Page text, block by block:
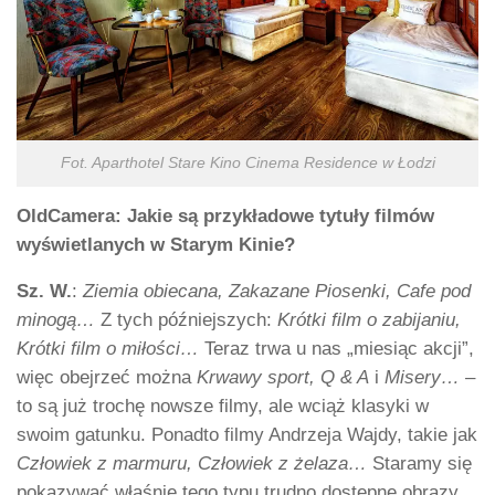
Fot. Aparthotel Stare Kino Cinema Residence w Łodzi
OldCamera: Jakie są przykładowe tytuły filmów
wyświetlanych w Starym Kinie?
Sz. W.:Ziemia obiecana, Zakazane Piosenki, Cafe pod
minogą… Z tych późniejszych: Krótki film o zabijaniu,
Krótki film o miłości… Teraz trwa u nas „miesiąc akcji”,
więc obejrzeć możnaKrwawy sport, Q & A i Misery… –
to są już trochę nowsze filmy, ale wciąż klasyki w
swoim gatunku. Ponadto filmy Andrzeja Wajdy, takie jak
Człowiek z marmuru, Człowiek z żelaza… Staramy się